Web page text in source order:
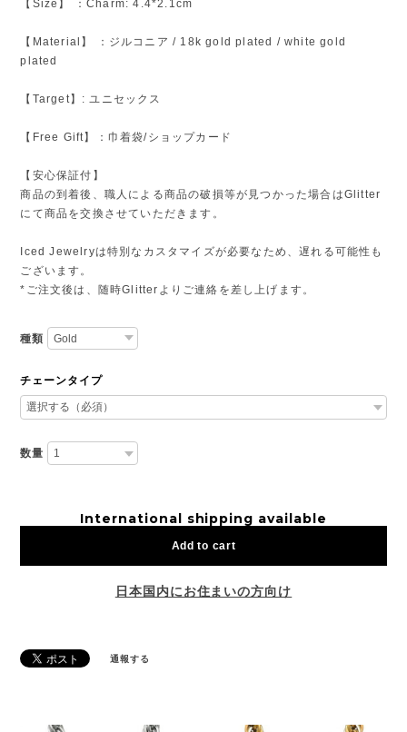
【Size】 ：Charm: 4.4*2.1cm
【Material】 ：ジルコニア / 18k gold plated / white gold
plated
【Target】: ユニセックス
【Free Gift】：巾着袋/ショップカード
【安心保証付】
商品の到着後、職人による商品の破損等が見つかった場合はGlitter
にて商品を交換させていただきます。
Iced Jewelryは特別なカスタマイズが必要なため、遅れる可能性も
ございます。
*ご注文後は、随時Glitterよりご連絡を差し上げます。
種類
チェーンタイプ
数量
International shipping available
Add to cart
日本国内にお住まいの方向け
通報する